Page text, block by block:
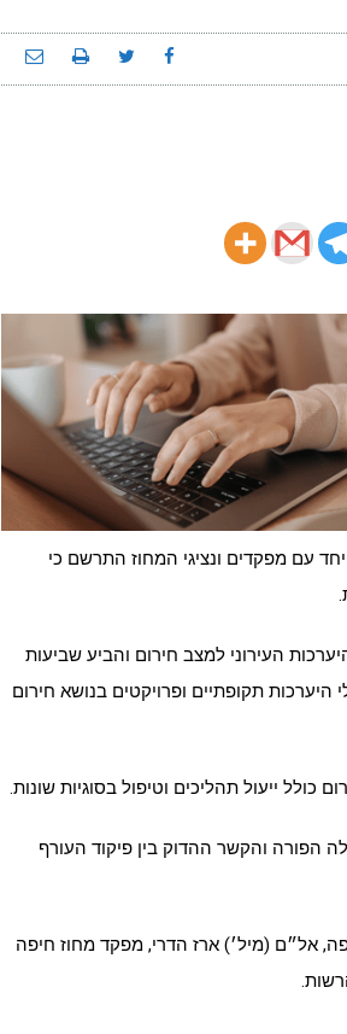
יחד עם מפקדים ונציגי המחוז התרשם כי
העירוני למצב חירום והביע שביעות
תקופתיים ופרויקטים בנושא חירום
ייעול תהליכים וטיפול בסוגיות שונות.
הפורה והקשר ההדוק בין פיקוד העורף
אל״ם (מיל׳) ארז הדרי, מפקד מחוז חיפה